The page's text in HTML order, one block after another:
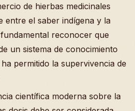
de hierbas medicinales
entre el saber indígena y la
reconocer que
un sistema de conocimiento
permitido la supervivencia de
científica moderna sobre la